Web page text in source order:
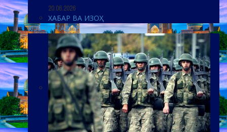
20.06.2026
ХАБАР ВА ИЗОҲ
ҲИЗБ УТ-ТАҲРИР